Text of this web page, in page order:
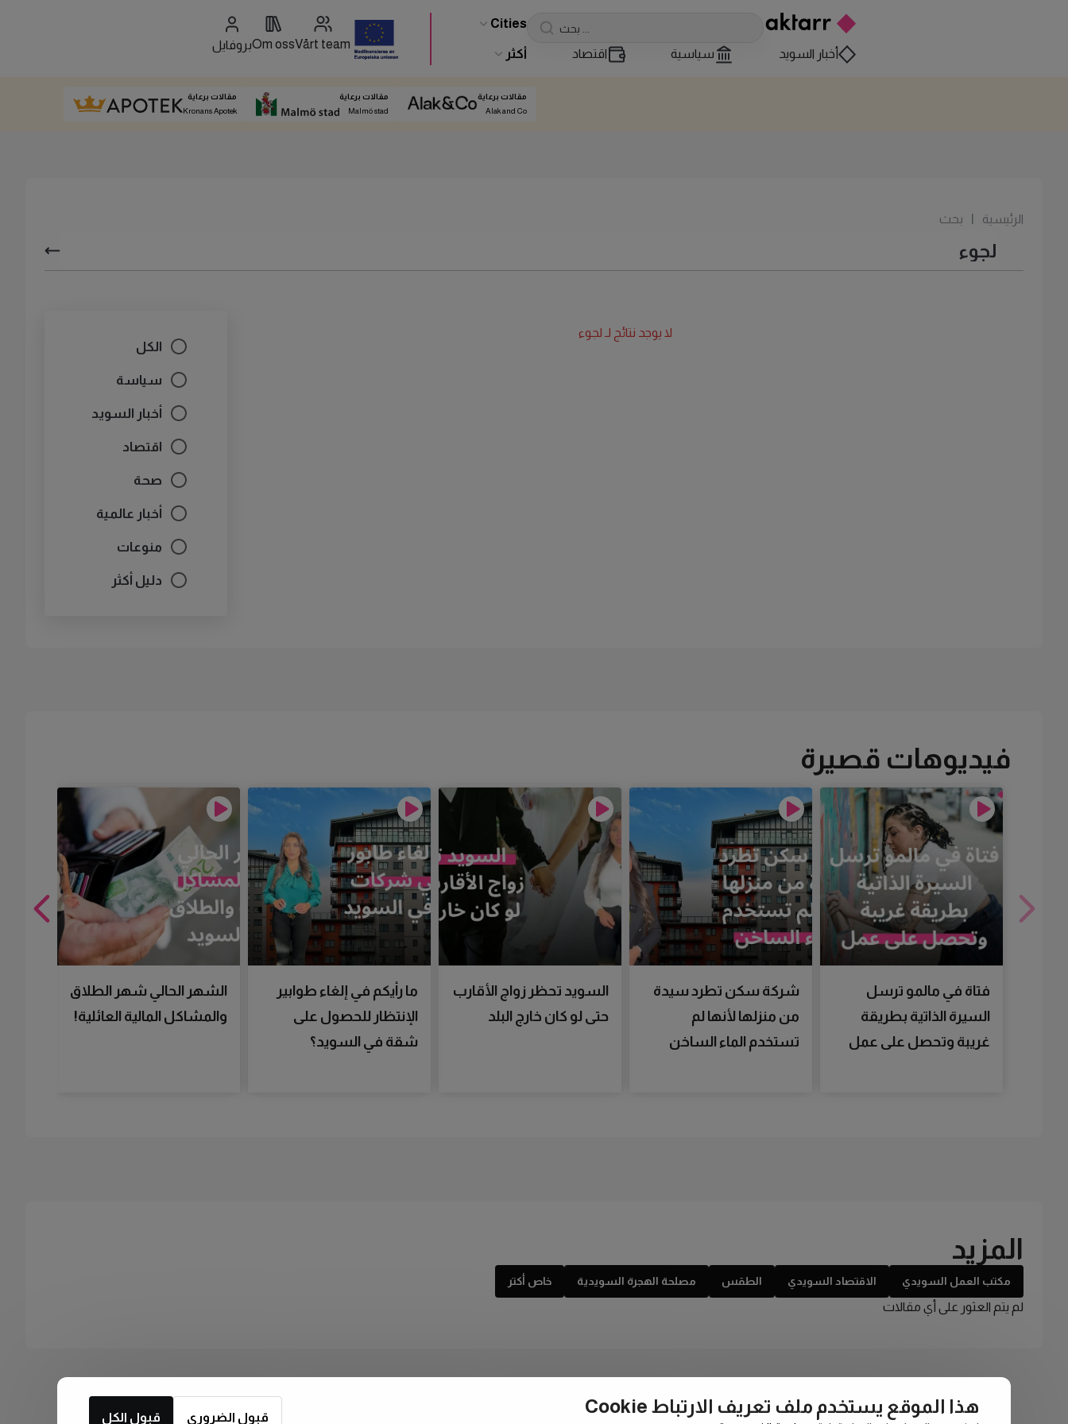
Cities
أخبار السويد سياسية اقتصاد أكثر
Vårt team
Om ossبروفايل
مقالات برعاية
Alak and Co
مقالات برعاية
Malmö stad
مقالات برعاية
Kronans Apotek
الرئيسية | بحث
الكل
سياسة
أخبار السويد
اقتصاد
صحة
أخبار عالمية
منوعات
دليل أكثر
لا يوجد نتائج لـ لجوء
فيديوهات قصيرة
فتاة في مالمو ترسل
السيرة الذاتية بطريقة
غريبة وتحصل على عمل
شركة سكن تطرد سيدة
من منزلها لأنها لم
تستخدم الماء الساخن
السويد تحظر زواج الأقارب
حتى لو كان خارج البلد
ما رأيكم في إلغاء طوابير
الإنتظار للحصول على
شقة في السويد؟
الشهر الحالي شهر الطلاق
والمشاكل المالية العائلية!
المزيد
مكتب العمل السويدي الاقتصاد السويدي الطقس مصلحة الهجرة السويدية خاص أكتر
لم يتم العثور على أي مقالات
هذا الموقع يستخدم ملف تعريف الارتباط Cookie
قبول الكل قبول الضروري